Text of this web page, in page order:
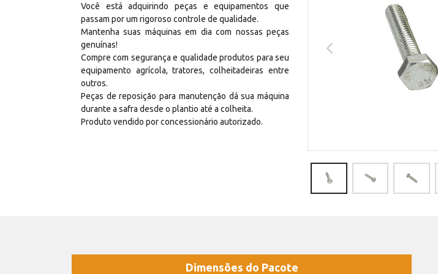
Você está adquirindo peças e equipamentos que
passam por um rigoroso controle de qualidade.
Mantenha suas máquinas em dia com nossas peças
genuínas!
Compre com segurança e qualidade produtos para seu
equipamento agrícola, tratores, colheitadeiras entre
outros.
Peças de reposição para manutenção dá sua máquina
durante a safra desde o plantio até a colheita.
Produto vendido por concessionário autorizado.
Dimensões do Pacote